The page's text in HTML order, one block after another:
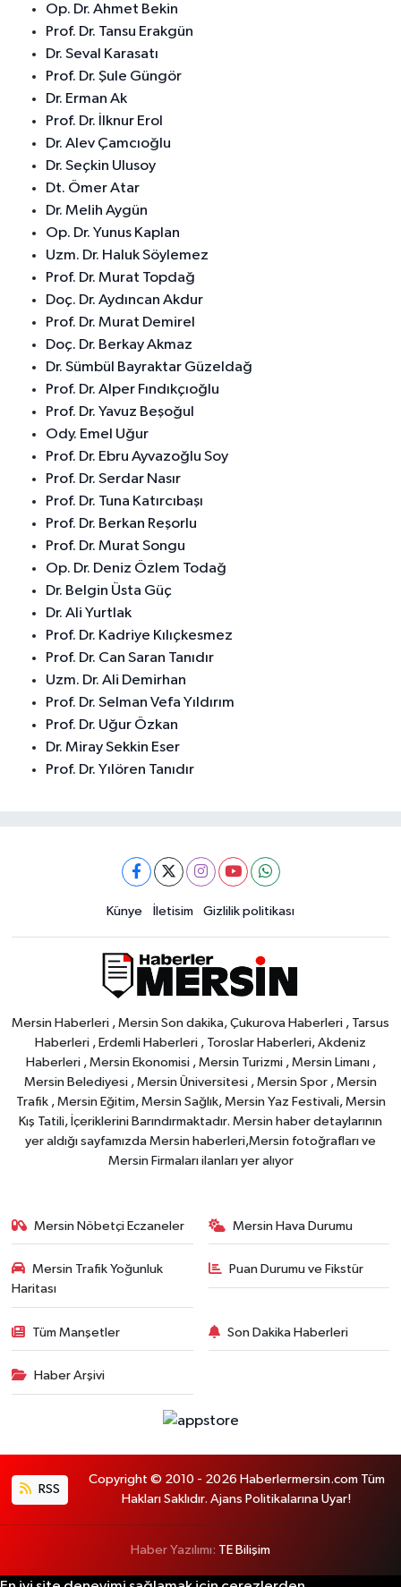
Op. Dr. Ahmet Bekin
Prof. Dr. Tansu Erakgün
Dr. Seval Karasatı
Prof. Dr. Şule Güngör
Dr. Erman Ak
Prof. Dr. İlknur Erol
Dr. Alev Çamcıoğlu
Dr. Seçkin Ulusoy
Dt. Ömer Atar
Dr. Melih Aygün
Op. Dr. Yunus Kaplan
Uzm. Dr. Haluk Söylemez
Prof. Dr. Murat Topdağ
Doç. Dr. Aydıncan Akdur
Prof. Dr. Murat Demirel
Doç. Dr. Berkay Akmaz
Dr. Sümbül Bayraktar Güzeldağ
Prof. Dr. Alper Fındıkçıoğlu
Prof. Dr. Yavuz Beşoğul
Ody. Emel Uğur
Prof. Dr. Ebru Ayvazoğlu Soy
Prof. Dr. Serdar Nasır
Prof. Dr. Tuna Katırcıbaşı
Prof. Dr. Berkan Reşorlu
Prof. Dr. Murat Songu
Op. Dr. Deniz Özlem Todağ
Dr. Belgin Üsta Güç
Dr. Ali Yurtlak
Prof. Dr. Kadriye Kılıçkesmez
Prof. Dr. Can Saran Tanıdır
Uzm. Dr. Ali Demirhan
Prof. Dr. Selman Vefa Yıldırım
Prof. Dr. Uğur Özkan
Dr. Miray Sekkin Eser
Prof. Dr. Yılören Tanıdır
Künye İletisim Gizlilik politikası
Mersin Haberleri , Mersin Son dakika, Çukurova Haberleri , Tarsus
Haberleri , Erdemli Haberleri , Toroslar Haberleri, Akdeniz
Haberleri , Mersin Ekonomisi , Mersin Turizmi , Mersin Limanı ,
Mersin Belediyesi , Mersin Üniversitesi , Mersin Spor , Mersin
Trafik , Mersin Eğitim, Mersin Sağlık, Mersin Yaz Festivali, Mersin
Kış Tatili, İçeriklerini Barındırmaktadır. Mersin haber detaylarının
yer aldığı sayfamızda Mersin haberleri,Mersin fotoğrafları ve
Mersin Firmaları ilanları yer alıyor
Mersin Nöbetçi Eczaneler Mersin Hava Durumu
Mersin Trafik Yoğunluk
Haritası
Puan Durumu ve Fikstür
Tüm Manşetler Son Dakika Haberleri
Haber Arşivi
RSS
Copyright © 2010 - 2026 Haberlermersin.com Tüm
Hakları Saklıdır. Ajans Politikalarına Uyar!
Haber Yazılımı: TE Bilişim